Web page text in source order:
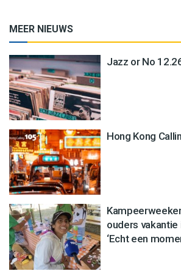
MEER NIEUWS
Jazz or No
Hong Kong
ouders vakantie
‘Echt een